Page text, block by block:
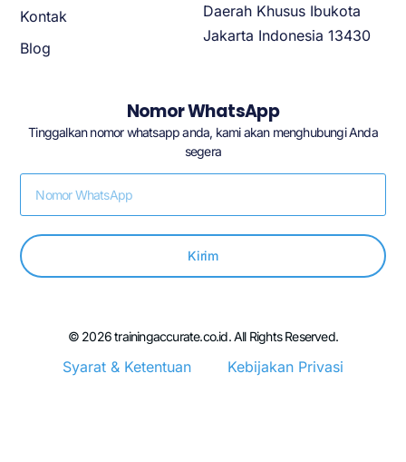
Kontak
Blog
Daerah Khusus Ibukota
Jakarta Indonesia 13430
Nomor WhatsApp
Tinggalkan nomor whatsapp anda, kami akan menghubungi Anda
segera
Kirim
© 2026 trainingaccurate.co.id. All Rights Reserved.
Syarat & Ketentuan Kebijakan Privasi